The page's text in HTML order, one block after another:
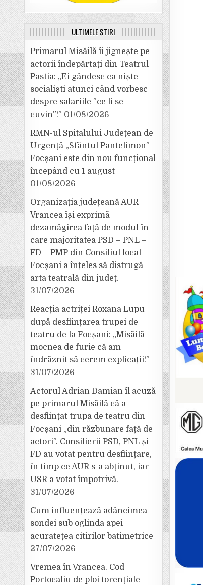
ULTIMELE ȘTIRI
Primarul Misăilă îi jignește pe
actorii îndepărtați din Teatrul
Pastia: „Ei gândesc ca niște
socialiști atunci când vorbesc
despre salariile ”ce li se
cuvin”!” 01/08/2026
RMN-ul Spitalului Județean de
Urgență „Sfântul Pantelimon”
Focșani este din nou funcțional
începând cu 1 august
01/08/2026
Organizația județeană AUR
Vrancea își exprimă
dezamăgirea față de modul în
care majoritatea PSD – PNL –
FD – PMP din Consiliul local
Focșani a înțeles să distrugă
arta teatrală din județ.
31/07/2026
Reacția actriței Roxana Lupu
după desființarea trupei de
teatru de la Focșani: „Misăilă
mocnea de furie că am
îndrăznit să cerem explicații!”
31/07/2026
Actorul Adrian Damian îl acuză
pe primarul Misăilă că a
desființat trupa de teatru din
Focșani „din răzbunare față de
actori”. Consilierii PSD, PNL și
FD au votat pentru desființare,
în timp ce AUR s-a abținut, iar
USR a votat împotrivă.
31/07/2026
Cum influențează adâncimea
sondei sub oglinda apei
acuratețea citirilor batimetrice
27/07/2026
Vremea în Vrancea. Cod
Portocaliu de ploi torențiale